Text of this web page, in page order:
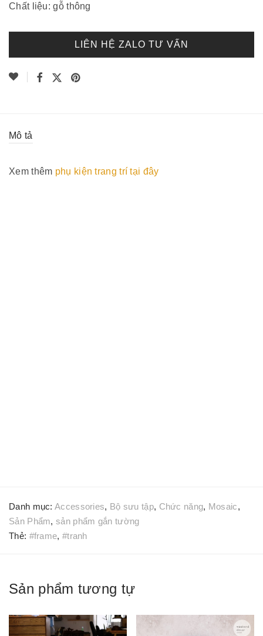
Chất liệu: gỗ thông
LIÊN HỆ ZALO TƯ VẤN
Mô tả
Xem thêm phụ kiện trang trí tại đây
Danh mục:Accessories, Bộ sưu tập, Chức năng, Mosaic,
Sản Phẩm,sản phẩm gắn tường
Thẻ: #frame, #tranh
Sản phẩm tương tự